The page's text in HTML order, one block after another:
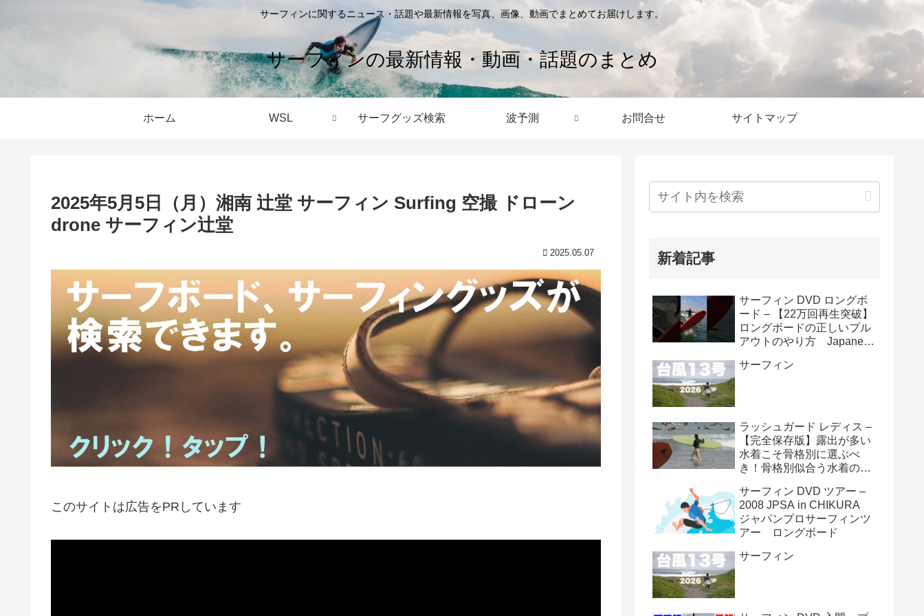
サーフィンに関するニュース・話題や最新情報を写真、画像、動画でまとめてお届けします。
サーフィンの最新情報・動画・話題のまとめ
ホーム WSL サーフグッズ検索 波予測 お問合せ サイトマップ
2025年5月5日（月）湘南 辻堂 サーフィン Surfing 空撮 ドローン
drone サーフィン辻堂
2025.05.07
このサイトは広告をPRしています
新着記事
サーフィン DVD ロングボ
ード – 【22万回再生突破】
ロングボードの正しいプル
アウトのやり方 Japanese
ロングボード #shorts
サーフィン
ラッシュガード レディス –
【完全保存版】露出が多い
水着こそ骨格別に選ぶべ
き！骨格別似合う水着の選
サーフィン DVD ツアー –
2008 JPSA in CHIKURA
ジャパンプロサーフィンツ
アー ロングボード
サーフィン